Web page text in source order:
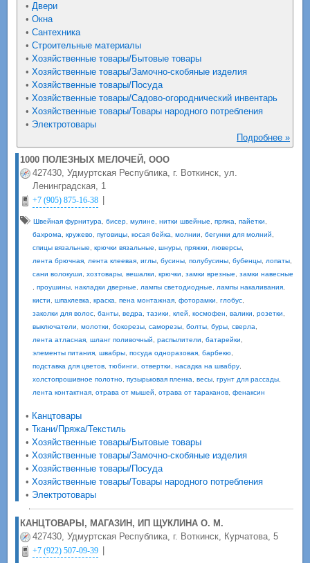
• Двери
• Окна
• Сантехника
• Строительные материалы
• Хозяйственные товары/Бытовые товары
• Хозяйственные товары/Замочно-скобяные изделия
• Хозяйственные товары/Посуда
• Хозяйственные товары/Садово-огороднический инвентарь
• Хозяйственные товары/Товары народного потребления
• Электротовары
Подробнее »
1000 ПОЛЕЗНЫХ МЕЛОЧЕЙ, ООО
427430, Удмуртская Республика, г. Воткинск, ул.
Ленинградская, 1
+7 (905) 875-16-38
Швейная фурнитура бисер, мулине нитки швейные пряжа пайетки
бахрома
кружево, пуговицы, косая бейка молнии бегунки для молний
спицы вязальные
крючки вязальные шнуры, пряжки люверсы,
лента брючная, лента клеевая, иглы, бусины, полубусины, бубенцы, лопаты,
сани волокуши
хозтовары, вешалки крючки замки врезные
замки навесные
проушины, накладки дверные лампы светодиодные лампы накаливания,
кисти
шпаклевка краска пена монтажная, фоторамки глобус,
заколки для волос, банты, ведра тазики клей космофен валики розетки
выключатели
молотки бокорезы, саморезы, болты, буры, сверла
лента атласная, шланг поливочный распылители батарейки
элементы питания, швабры, посуда одноразовая, барбекю
подставка для цветов, тюбинги отвертки насадка на швабру,
холстопрошивное полотно, пузырьковая пленка весы, грунт для рассады,
лента контактная, отрава от мышей отрава от тараканов, фенаксин
• Канцтовары
• Ткани/Пряжа/Текстиль
• Хозяйственные товары/Бытовые товары
• Хозяйственные товары/Замочно-скобяные изделия
• Хозяйственные товары/Посуда
• Хозяйственные товары/Товары народного потребления
• Электротовары
КАНЦТОВАРЫ, МАГАЗИН, ИП ЩУКЛИНА О. М.
427430, Удмуртская Республика, г. Воткинск, Курчатова, 5
+7 (922) 507-09-39